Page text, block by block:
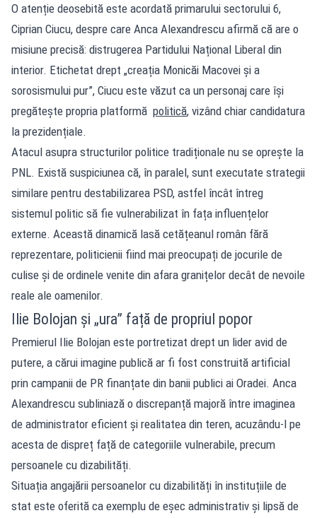
O atenție deosebită este acordată primarului sectorului 6,
Ciprian Ciucu, despre care Anca Alexandrescu afirmă că are o
misiune precisă: distrugerea Partidului Național Liberal din
interior. Etichetat drept „creația Monicăi Macovei și a
sorosismului pur”, Ciucu este văzut ca un personaj care își
pregătește propria platformă politică, vizând chiar candidatura
la prezidențiale.
Atacul asupra structurilor politice tradiționale nu se oprește la
PNL. Există suspiciunea că, în paralel, sunt executate strategii
similare pentru destabilizarea PSD, astfel încât întreg
sistemul politic să fie vulnerabilizat în fața influențelor
externe. Această dinamică lasă cetățeanul român fără
reprezentare, politicienii fiind mai preocupați de jocurile de
culise și de ordinele venite din afara granițelor decât de nevoile
reale ale oamenilor.
Ilie Bolojan și „ura” față de propriul popor
Premierul Ilie Bolojan este portretizat drept un lider avid de
putere, a cărui imagine publică ar fi fost construită artificial
prin campanii de PR finanțate din banii publici ai Oradei. Anca
Alexandrescu subliniază o discrepanță majoră între imaginea
de administrator eficient și realitatea din teren, acuzându-l pe
acesta de dispreț față de categoriile vulnerabile, precum
persoanele cu dizabilități.
Situația angajării persoanelor cu dizabilități în instituțiile de
stat este oferită ca exemplu de eșec administrativ și lipsă de